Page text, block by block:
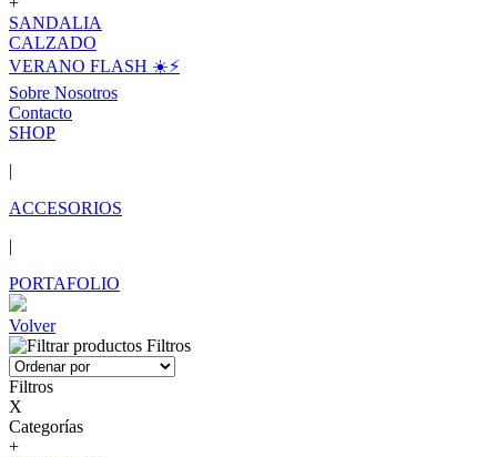
SANDALIA
CALZADO
VERANO FLASH ☀️⚡️
Sobre Nosotros
Contacto
SHOP
|
ACCESORIOS
|
PORTAFOLIO
Volver
Filtros
Filtros
X
Categorías
+